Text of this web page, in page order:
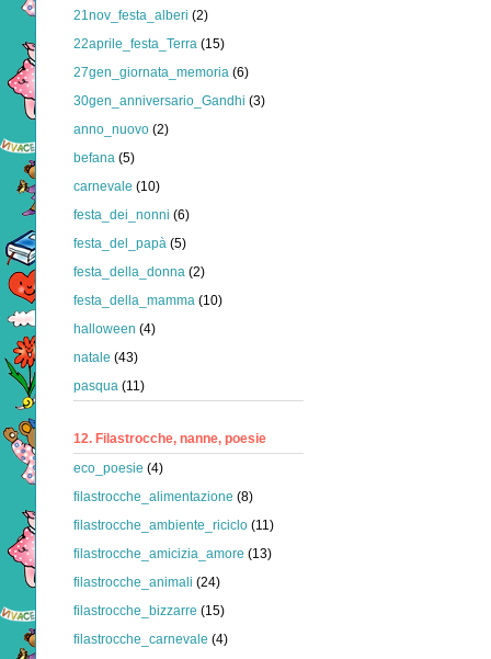
21nov_festa_alberi (2)
22aprile_festa_Terra (15)
27gen_giornata_memoria (6)
30gen_anniversario_Gandhi (3)
anno_nuovo (2)
befana (5)
carnevale (10)
festa_dei_nonni (6)
festa_del_papà (5)
festa_della_donna (2)
festa_della_mamma (10)
halloween (4)
natale (43)
pasqua (11)
12. Filastrocche, nanne, poesie
eco_poesie (4)
filastrocche_alimentazione (8)
filastrocche_ambiente_riciclo (11)
filastrocche_amicizia_amore (13)
filastrocche_animali (24)
filastrocche_bizzarre (15)
filastrocche_carnevale (4)